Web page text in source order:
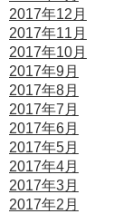
2017年12月
2017年11月
2017年10月
2017年9月
2017年8月
2017年7月
2017年6月
2017年5月
2017年4月
2017年3月
2017年2月